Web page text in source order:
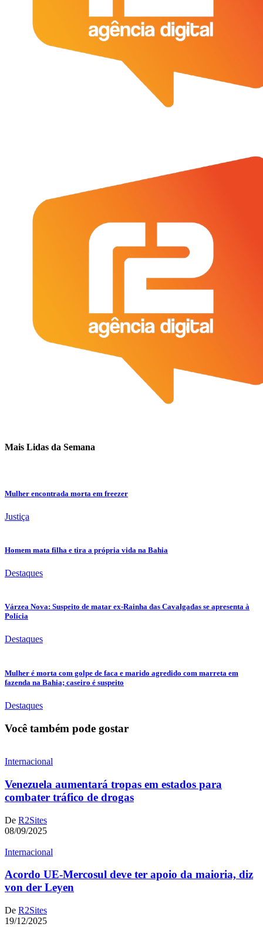
Mais Lidas da Semana
Mulher encontrada morta em freezer
Justiça
Homem mata filha e tira a própria vida na Bahia
Destaques
Várzea Nova: Suspeito de matar ex-Rainha das Cavalgadas se apresenta à
Polícia
Destaques
Mulher é morta com golpe de faca e marido agredido com marreta em
fazenda na Bahia; caseiro é suspeito
Destaques
Você também pode gostar
Internacional
Venezuela aumentará tropas em estados para
combater tráfico de drogas
De R2Sites
08/09/2025
Internacional
Acordo UE-Mercosul deve ter apoio da maioria, diz
von der Leyen
De R2Sites
19/12/2025